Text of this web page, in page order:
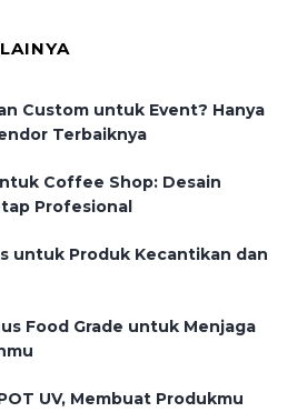
Custom untuk Event? Hanya
Terbaiknya
Coffee Shop: Desain
Profesional
untuk Produk Kecantikan dan
Food Grade untuk Menjaga
UV, Membuat Produkmu